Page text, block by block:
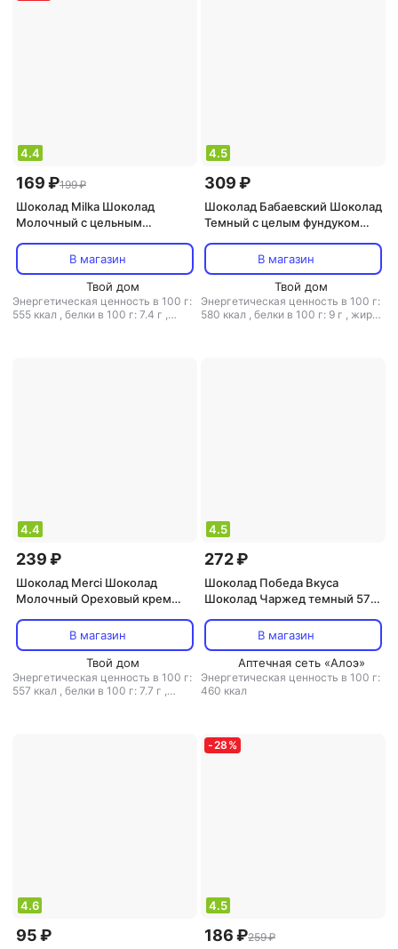
4.4
169 ₽199 ₽
Шоколад Milka Шоколад
Молочный с цельным
В магазин
Твой дом
Энергетическая ценность в 100 г:
555 ккал , белки в 100 г: 7.4 г ,
4.5
309 ₽
Шоколад Бабаевский Шоколад
Темный с целым фундуком
В магазин
Твой дом
Энергетическая ценность в 100 г:
580 ккал , белки в 100 г: 9 г , жиры
4.4
239 ₽
Шоколад Merci Шоколад
Молочный Ореховый крем
В магазин
Твой дом
Энергетическая ценность в 100 г:
557 ккал , белки в 100 г: 7.7 г ,
4.5
272 ₽
Шоколад Победа Вкуса
Шоколад Чаржед темный 57%
В магазин
Аптечная сеть «Алоэ»
Энергетическая ценность в 100 г:
460 ккал
4.6
95 ₽
-28 %
4.5
186 ₽259 ₽